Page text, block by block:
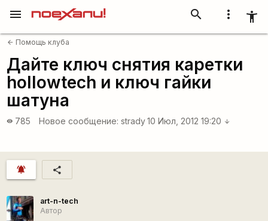
more_vert accessibility_new
search
menu
arrow_back Помощь клуба
Дайте ключ снятия каретки
hollowtech и ключ гайки
шатуна
visibility 785 Новое сообщение: strady 10 Июл, 2012 19:20 arrow_downward
notifications_active share
art-n-tech
Автор